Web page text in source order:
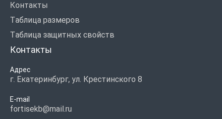
Контакты
Таблица размеров
Таблица защитных свойств
Контакты
Адрес
г. Екатеринбург, ул. Крестинского 8
E-mail
fortisekb@mail.ru